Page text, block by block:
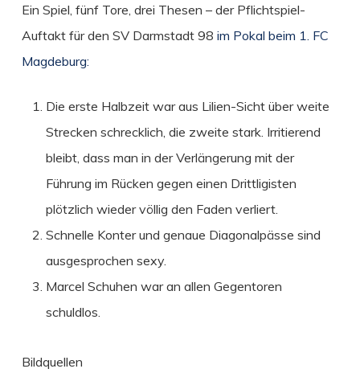
Ein Spiel, fünf Tore, drei Thesen – der Pflichtspiel-
Auftakt für den SV Darmstadt 98 im Pokal beim 1. FC
Magdeburg:
Die erste Halbzeit war aus Lilien-Sicht über weite
Strecken schrecklich, die zweite stark. Irritierend
bleibt, dass man in der Verlängerung mit der
Führung im Rücken gegen einen Drittligisten
plötzlich wieder völlig den Faden verliert.
Schnelle Konter und genaue Diagonalpässe sind
ausgesprochen sexy.
Marcel Schuhen war an allen Gegentoren
schuldlos.
Bildquellen